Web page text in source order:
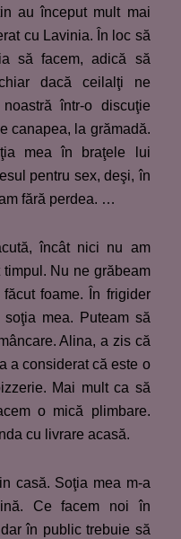
au început mult mai
cu Lavinia. În loc să
să facem, adică să
dacă ceilalţi ne
într-o discuţie
canapea, la grămadă.
mea în braţele lui
pentru sex, deşi, în
fără perdea. …
încât nici nu am
Nu ne grăbeam
foame. În frigider
mea. Puteam să
Alina, a zis că
a considerat că este o
Mai mult ca să
o mică plimbare.
cu livrare acasă.
casă. Soţia mea m-a
Ce facem noi în
în public trebuie să